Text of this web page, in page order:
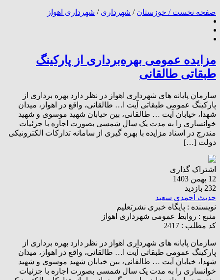
صفحه نخست / خوزستان / شهرداری / شهرداری اهواز
مزایده عمومی بهره‌برداری از پارکینگ
طبقاتی طالقانی
سازمان پایانه های شهرداری اهواز در نظر دارد بهره برداری از
پارکینگ عمومی طبقاتی آیت ا… طالقانی، واقع در اهواز، میدان
شهدا، خیابان آیت … طالقانی، بین خیابان شهید موسوی و شهید
خوانساری را به مدت یک سال شمسی بصورت اجاره با جزئیات
مندرج در اسناد مزایده با بهره گیری از سامانه تدارکات الکترونیکی
دولت […]
اشتراک گذاری
12 بهمن 1403
232 بازدید
حدیث احمدی سعید
نویسنده : پایگاه خبری نشرتعلیم
منبع : روابط عمومی شهرداری اهواز
کد مطلب : 2417
سازمان پایانه های شهرداری اهواز در نظر دارد بهره برداری از
پارکینگ عمومی طبقاتی آیت ا… طالقانی، واقع در اهواز، میدان
شهدا، خیابان آیت … طالقانی، بین خیابان شهید موسوی و شهید
خوانساری را به مدت یک سال شمسی بصورت اجاره با جزئیات